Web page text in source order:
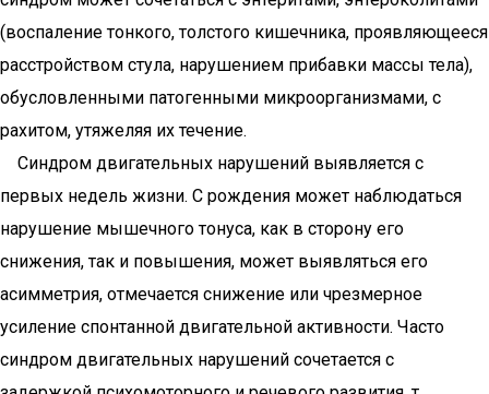
(воспаление тонкого, толстого кишечника, проявляющееся
расстройством стула, нарушением прибавки массы тела),
обусловленными патогенными микроорганизмами, с
рахитом, утяжеляя их течение.
Синдром двигательных нарушений выявляется с
первых недель жизни. С рождения может наблюдаться
нарушение мышечного тонуса, как в сторону его
снижения, так и повышения, может выявляться его
асимметрия, отмечается снижение или чрезмерное
усиление спонтанной двигательной активности. Часто
синдром двигательных нарушений сочетается с